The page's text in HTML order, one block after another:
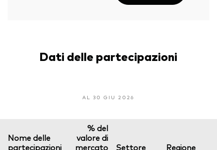
Dati delle partecipazioni
AL 30 GIU 2026
Nome delle
partecipazioni
% del
valore di
mercato
Settore
Regione